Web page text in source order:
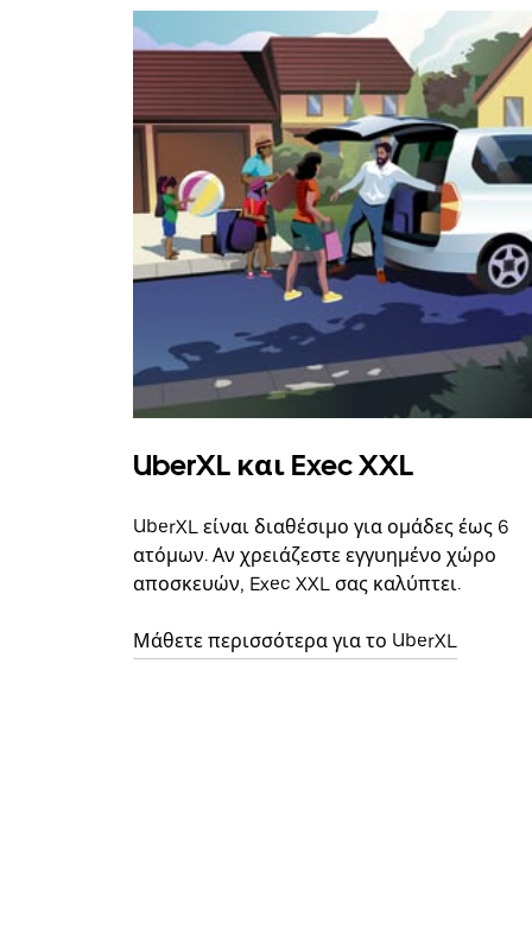
UberXL και Exec XXL
UberXL είναι διαθέσιμο για ομάδες έως 6
ατόμων. Αν χρειάζεστε εγγυημένο χώρο
αποσκευών, Exec XXL σας καλύπτει.
Μάθετε περισσότερα για το UberXL